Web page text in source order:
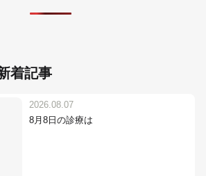
着記事
2026.08.07
8月8日の診療は